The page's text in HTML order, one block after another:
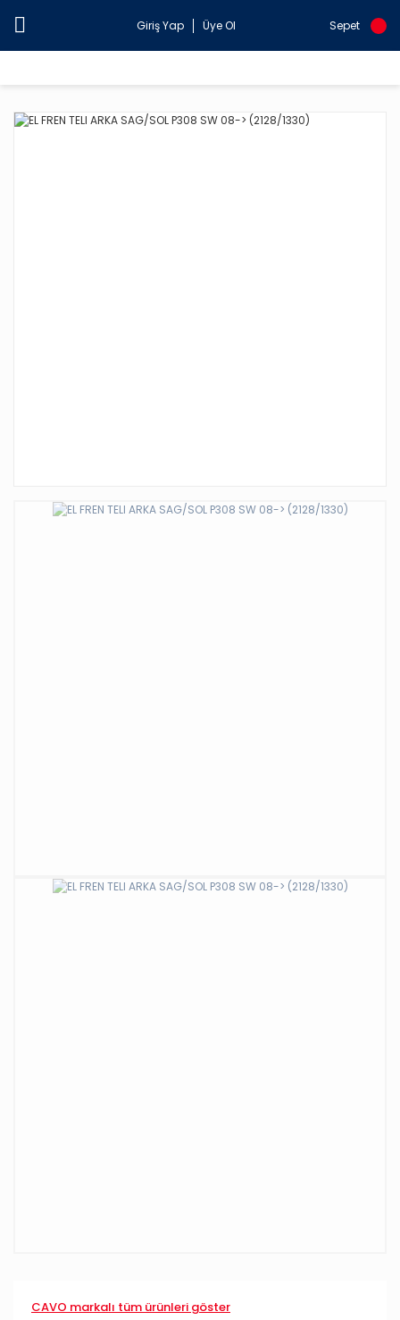
Giriş Yap Üye Ol Sepet
CAVO markalı tüm ürünleri göster